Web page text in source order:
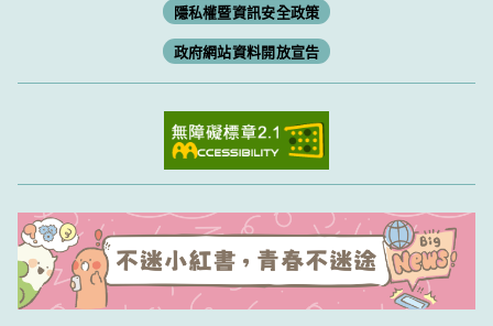
隱私權暨資訊安全政策
政府網站資料開放宣告